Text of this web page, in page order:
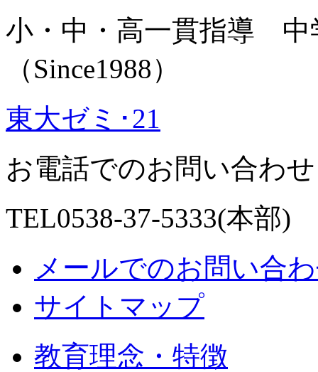
小・中・高一貫指導 中
（Since1988）
東大ゼミ･21
お電話でのお問い合わ
TEL0538-37-5333(本部)
メールでのお問い合
サイトマップ
教育理念・特徴